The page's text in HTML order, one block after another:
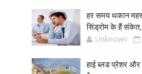
हर समय थकान
सिंड्रोम के हैं
Unknown
हाई ब्लड प्रेशर